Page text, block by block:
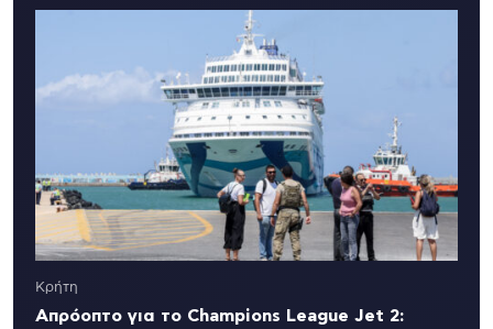
Κρήτη
Απρόοπτο για το Champions League Jet 2: